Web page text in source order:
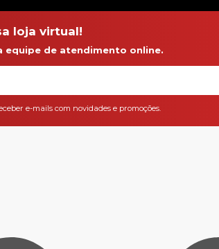
loja virtual!
equipe de atendimento online.
e-mails com novidades e promoções.